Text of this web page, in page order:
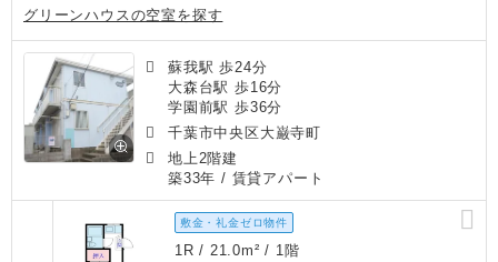
グリーンハウスの空室を探す
蘇我駅 歩24分
大森台駅 歩16分
学園前駅 歩36分
千葉市中央区大巌寺町
地上2階建
築33年 / 賃貸アパート
敷金・礼金ゼロ物件
1R / 21.0m² / 1階